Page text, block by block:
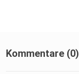
Kommentare (0)